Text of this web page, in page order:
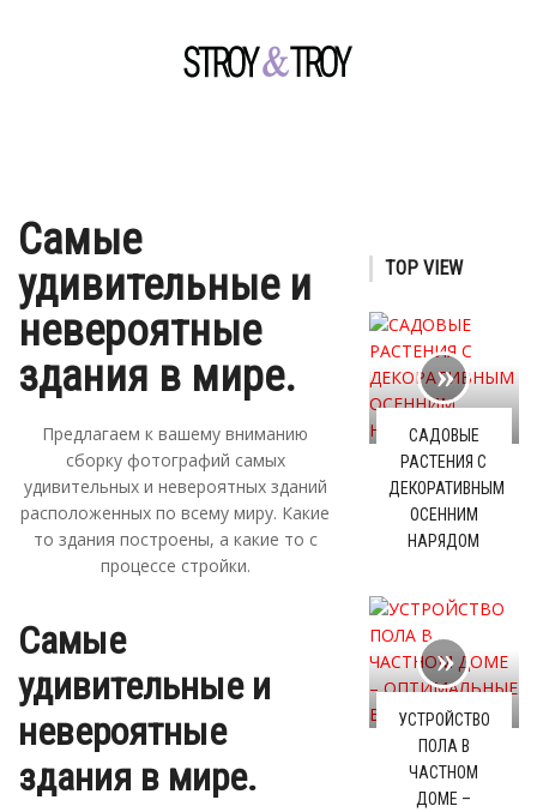
Самые
удивительные и
невероятные
здания в мире.
Предлагаем к вашему вниманию
сборку фотографий самых
удивительных и невероятных зданий
расположенных по всему миру. Какие
то здания построены, а какие то с
процессе стройки.
Самые
удивительные и
невероятные
здания в мире.
TOP VIEW
САДОВЫЕ
РАСТЕНИЯ С
ДЕКОРАТИВНЫМ
ОСЕННИМ
НАРЯДОМ
УСТРОЙСТВО
ПОЛА В
ЧАСТНОМ
ДОМЕ –